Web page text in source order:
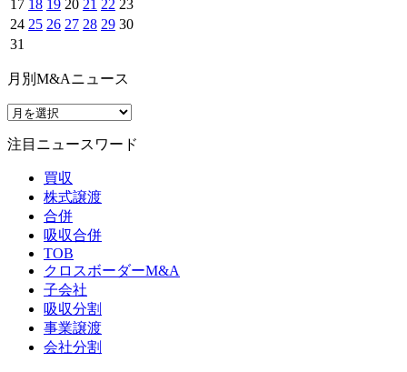
17 18 19 20 21 22 23
24 25 26 27 28 29 30
31
月別M&Aニュース
注目ニュースワード
買収
株式譲渡
合併
吸収合併
TOB
クロスボーダーM&A
子会社
吸収分割
事業譲渡
会社分割